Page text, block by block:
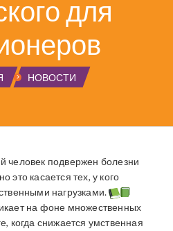
для
НОВОСТИ
человек подвержен болезни
это касается тех, у кого
нагрузками.
на фоне множественных
когда снижается умственная